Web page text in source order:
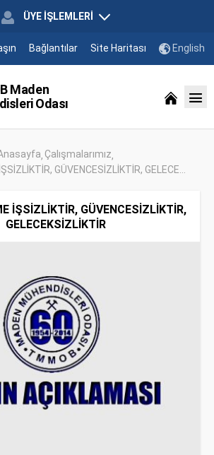
ÜYE İŞLEMLERİ
Bağlantılar Site Haritası English
Maden
Odası
Çalışmalarımız
GÜVENCESİZLİKTİR, GELECE...
İŞSİZLİKTİR, GÜVENCESİZLİKTİR,
GELECEKSİZLİKTİR